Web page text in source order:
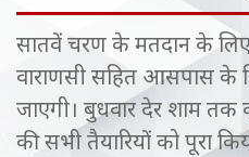
सातवें चरण के मतदान के
वाराणसी सहित आसपास के
जाएगी। बुधवार देर शाम तक
की सभी तैयारियों को पूरा